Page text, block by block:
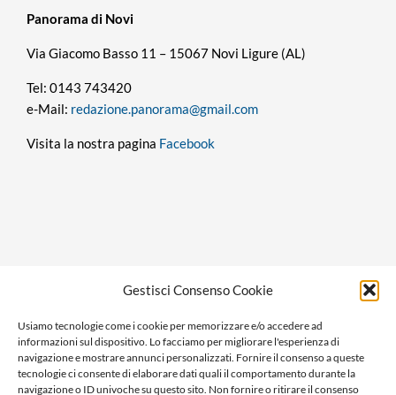
Gestisci Consenso Cookie
Usiamo tecnologie come i cookie per memorizzare e/o accedere ad
informazioni sul dispositivo. Lo facciamo per migliorare l'esperienza di
navigazione e mostrare annunci personalizzati. Fornire il consenso a queste
tecnologie ci consente di elaborare dati quali il comportamento durante la
navigazione o ID univoche su questo sito. Non fornire o ritirare il consenso
Panorama di Novi
Via Giacomo Basso 11 – 15067 Novi Ligure (AL)
Tel: 0143 743420
e-Mail: redazione.panorama@gmail.com
Visita la nostra pagina Facebook
Ragione sociale: Panorama S.r.l.
C.F. / P.IVA: 01058470061
N. REA: AL-138981